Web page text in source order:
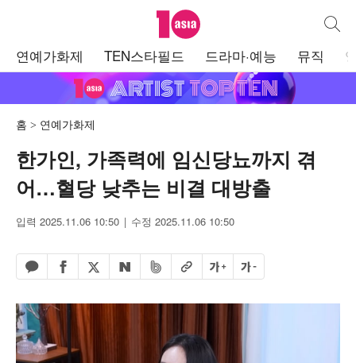
텐아시아 통합
연예가화제 TEN스타필드 드라마·예능 뮤직
홈 연예가화제
한가인, 가족력에 임신당뇨까지 겪
어…혈당 낮추는 비결 대방출
입력 2025.11.06 10:50 수정 2025.11.06 10:50
카카오톡 공유하기
페이스북 공유하기
엑스 공유하기
네이버 공유하기
밴드 공유하기
URL복사글자 크게글자 작게